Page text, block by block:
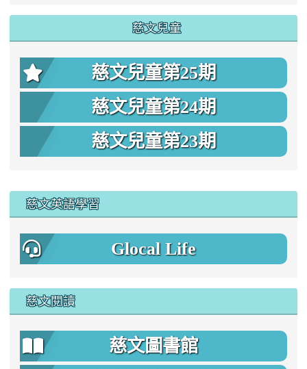
慈文兒童
慈文兒童第25期
慈文兒童第24期
慈文兒童第23期
慈文英語學習
Glocal Life
慈文閱讀
慈文圖書館